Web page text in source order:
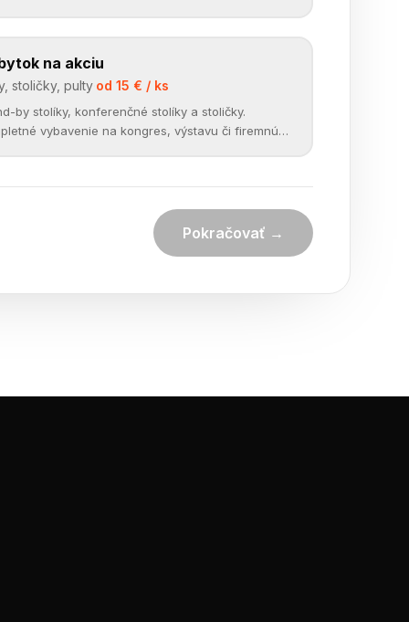
na akciu
stoličky, pulty od 15 € / ks
by stolíky, konferenčné stolíky a stoličky.
vybavenie na kongres, výstavu či firemnú
Pokračovať →